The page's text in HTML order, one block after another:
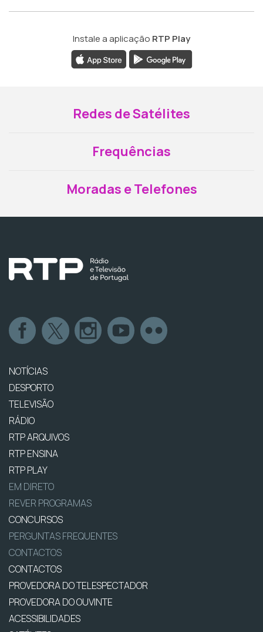
Instale a aplicação RTP Play
Redes de Satélites
Frequências
Moradas e Telefones
NOTÍCIAS
DESPORTO
TELEVISÃO
RÁDIO
RTP ARQUIVOS
RTP ENSINA
RTP PLAY
EM DIRETO
REVER PROGRAMAS
CONCURSOS
PERGUNTAS FREQUENTES
CONTACTOS
CONTACTOS
PROVEDORA DO TELESPECTADOR
PROVEDORA DO OUVINTE
ACESSIBILIDADES